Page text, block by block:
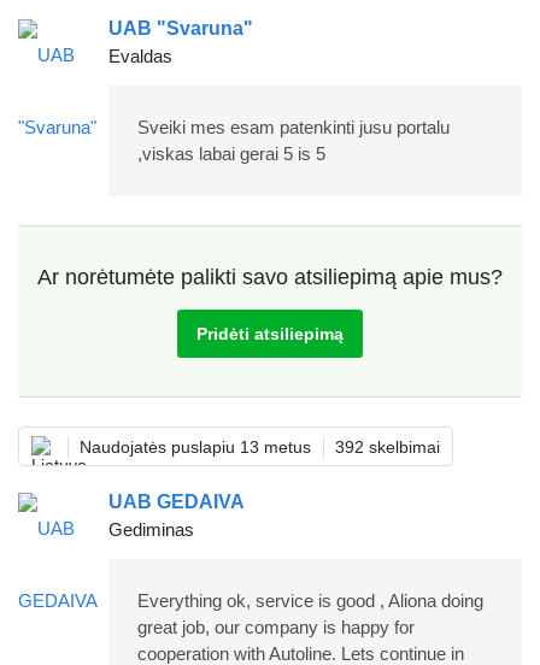
UAB "Svaruna"
Evaldas
Sveiki mes esam patenkinti jusu portalu
,viskas labai gerai 5 is 5
Ar norėtumėte palikti savo atsiliepimą apie mus?
Pridėti atsiliepimą
Naudojatės puslapiu 13 metus 392 skelbimai
UAB GEDAIVA
Gediminas
Everything ok, service is good , Aliona doing
great job, our company is happy for
cooperation with Autoline. Lets continue in